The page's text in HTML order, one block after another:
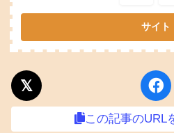
この記事のURL